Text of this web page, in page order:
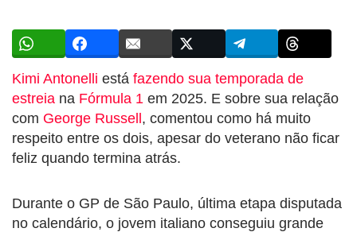
Kimi Antonelli está fazendo sua temporada de
estreia na Fórmula 1 em 2025. E sobre sua relação
com George Russell, comentou como há muito
respeito entre os dois, apesar do veterano não ficar
feliz quando termina atrás.
Durante o GP de São Paulo, última etapa disputada
no calendário, o jovem italiano conseguiu grande